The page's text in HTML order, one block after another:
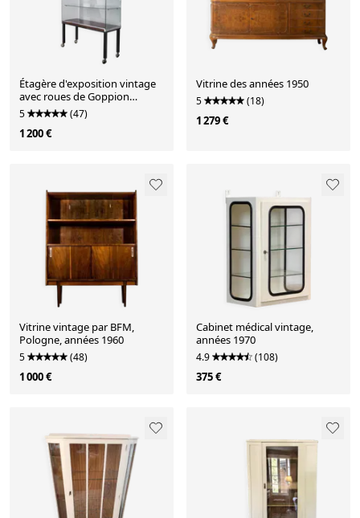
Étagère d'exposition vintage
avec roues de Goppion
Milano, années 1970.
5 (47)
1 200 €
Vitrine des années 1950
5 (18)
1 279 €
Vitrine vintage par BFM,
Pologne, années 1960
5 (48)
1 000 €
Cabinet médical vintage,
années 1970
4.9 (108)
375 €